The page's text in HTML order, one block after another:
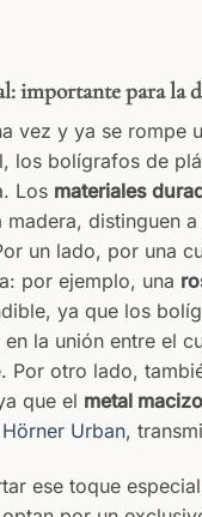
importante para la
vez y ya se rompe
los bolígrafos de
Los materiales
madera, distinguen
un lado, por una
por ejemplo, una
ya que los
en la unión entre el
Por otro lado,
que el metal macizo
Urban,
ese toque